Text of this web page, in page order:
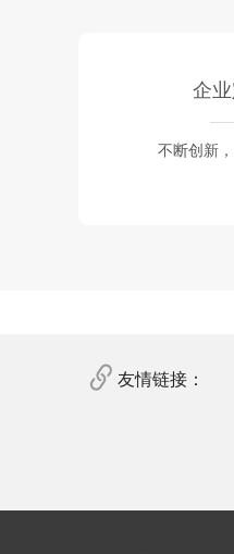
企
不断创新
友情链接：